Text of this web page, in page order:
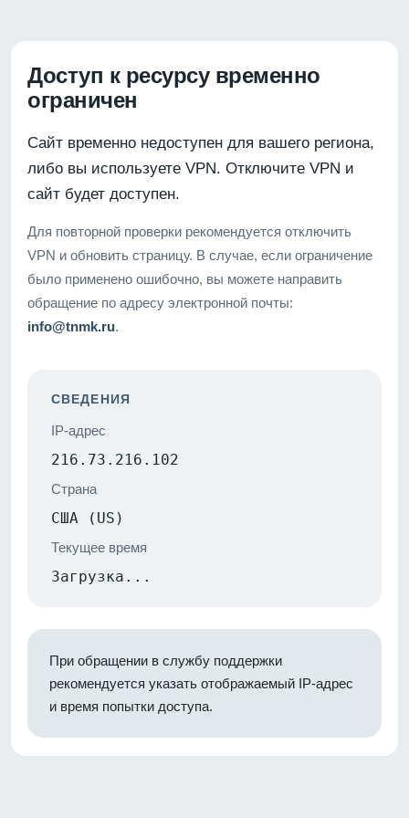
Доступ к ресурсу временно
ограничен
Сайт временно недоступен для вашего региона,
либо вы используете VPN. Отключите VPN и
сайт будет доступен.
Для повторной проверки рекомендуется отключить
VPN и обновить страницу. В случае, если ограничение
было применено ошибочно, вы можете направить
обращение по адресу электронной почты:
info@tnmk.ru.
СВЕДЕНИЯ
IP-адрес
216.73.216.102
Страна
США (US)
Текущее время
Загрузка...
При обращении в службу поддержки
рекомендуется указать отображаемый IP-адрес
и время попытки доступа.